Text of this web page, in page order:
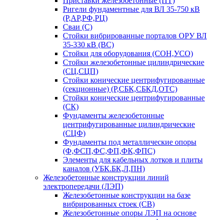
Ригели фундаментные для ВЛ 35-750 кВ
(Р,АР,РФ,РЦ)
Сваи (С)
Стойки вибрированные порталов ОРУ ВЛ
35-330 кВ (ВС)
Стойки для оборудования (СОН,УСО)
Стойки железобетонные цилиндрические
(СЦ,СЦП)
Стойки конические центрифугированные
(секционные) (Р,СБК,СБКД,ОТС)
Стойки конические центрифугированные
(СК)
Фундаменты железобетонные
центрифугированные цилиндрические
(СЦФ)
Фундаменты под металлические опоры
(Ф,ФСП,ФС,ФП,ФК,ФПС)
Элементы для кабельных лотков и плиты
каналов (УБК.БК,Л,ПН)
Железобетонные конструкции линий
электропередачи (ЛЭП)
Железобетонные конструкции на базе
вибрированных стоек (СВ)
Железобетонные опоры ЛЭП на основе